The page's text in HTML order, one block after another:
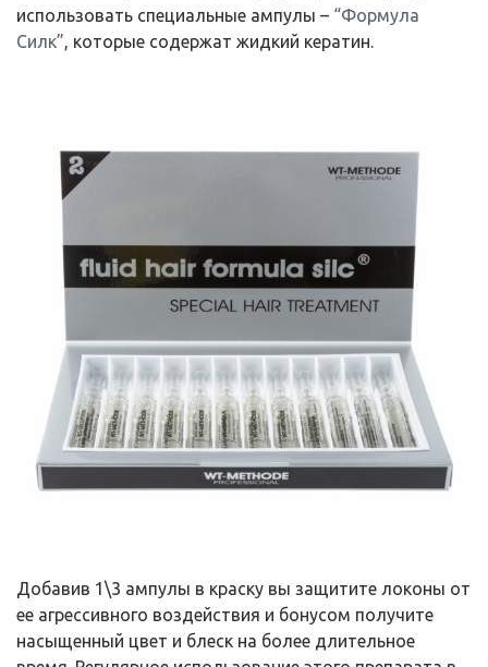
использовать специальные ампулы – “Формула
Силк” , которые содержат жидкий кератин.
Добавив 1\3 ампулы в краску вы защитите локоны от
ее агрессивного воздействия и бонусом получите
насыщенный цвет и блеск на более длительное